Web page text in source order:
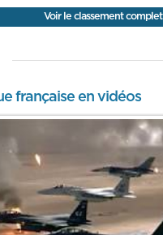
Voir le classement complet
française en vidéos